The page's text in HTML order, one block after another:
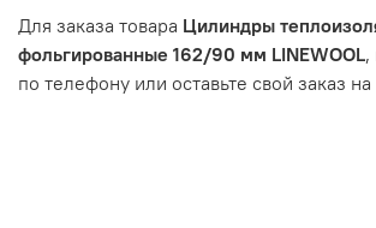
Для заказа товара Цилиндры
фольгированные 162/90 мм LINEWOOL,
по телефону или оставьте свой заказ на